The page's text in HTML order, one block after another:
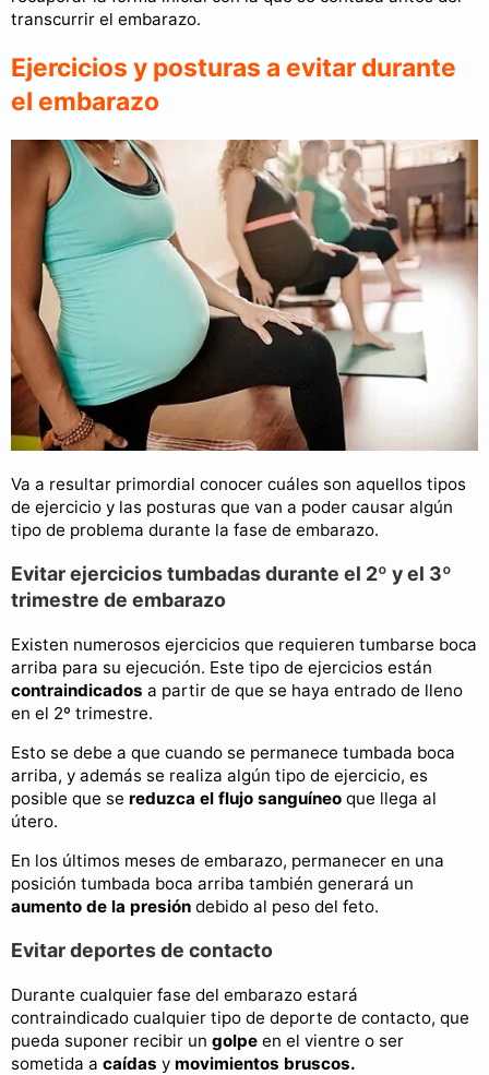
transcurrir el embarazo.
Ejercicios y posturas a evitar durante
el embarazo
Va a resultar primordial conocer cuáles son aquellos tipos
de ejercicio y las posturas que van a poder causar algún
tipo de problema durante la fase de embarazo.
Evitar ejercicios tumbadas durante el 2º y el 3º
trimestre de embarazo
Existen numerosos ejercicios que requieren tumbarse boca
arriba para su ejecución. Este tipo de ejercicios están
contraindicados a partir de que se haya entrado de lleno
en el 2º trimestre.
Esto se debe a que cuando se permanece tumbada boca
arriba, y además se realiza algún tipo de ejercicio, es
posible que se reduzca el flujo sanguíneo que llega al
útero.
En los últimos meses de embarazo, permanecer en una
posición tumbada boca arriba también generará un
aumento de la presión debido al peso del feto.
Evitar deportes de contacto
Durante cualquier fase del embarazo estará
contraindicado cualquier tipo de deporte de contacto, que
pueda suponer recibir un golpe en el vientre o ser
sometida a caídas y movimientos bruscos.